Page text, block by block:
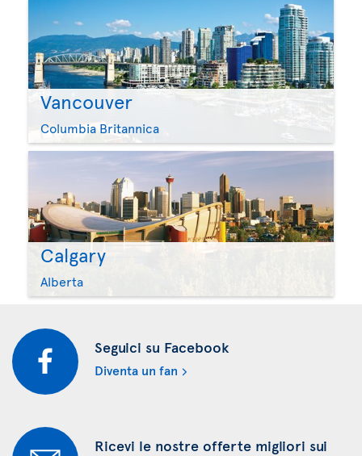
Vancouver
Columbia Britannica
Calgary
Alberta
Seguici su Facebook
Diventa un fan
Ricevi le nostre offerte migliori sui